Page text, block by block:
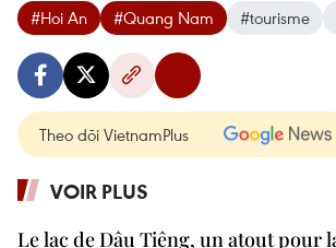
#Hoi An #Quang Nam #tourisme
Theo dõi VietnamPlus
VOIR PLUS
Le lac de Dâu Tiêng, un atout pour